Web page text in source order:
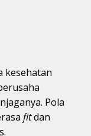
kesehatan
Pola
fitdan